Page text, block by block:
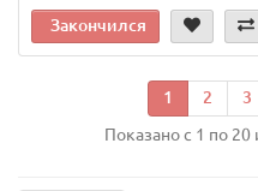
Закончился
1 2 3
Показано с 1 по 20